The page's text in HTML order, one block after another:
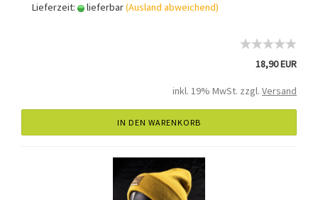
Lieferzeit: lieferbar(Ausland abweichend)
18,90 EUR
inkl. 19% MwSt. zzgl. Versand
IN DEN WARENKORB